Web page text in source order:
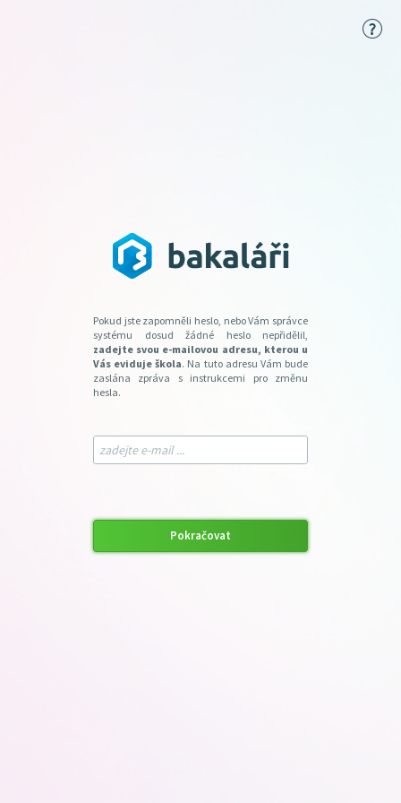
Pokud jste zapomněli heslo, nebo Vám správce
systému dosud žádné heslo nepřidělil,
zadejte svou e-mailovou adresu, kterou u
Vás eviduje škola. Na tuto adresu Vám bude
zaslána zpráva s instrukcemi pro změnu
hesla.
Pokračovat